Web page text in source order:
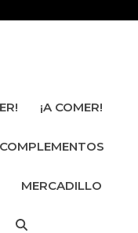
¡A COMER!
COMPLEMENTOS
MERCADILLO